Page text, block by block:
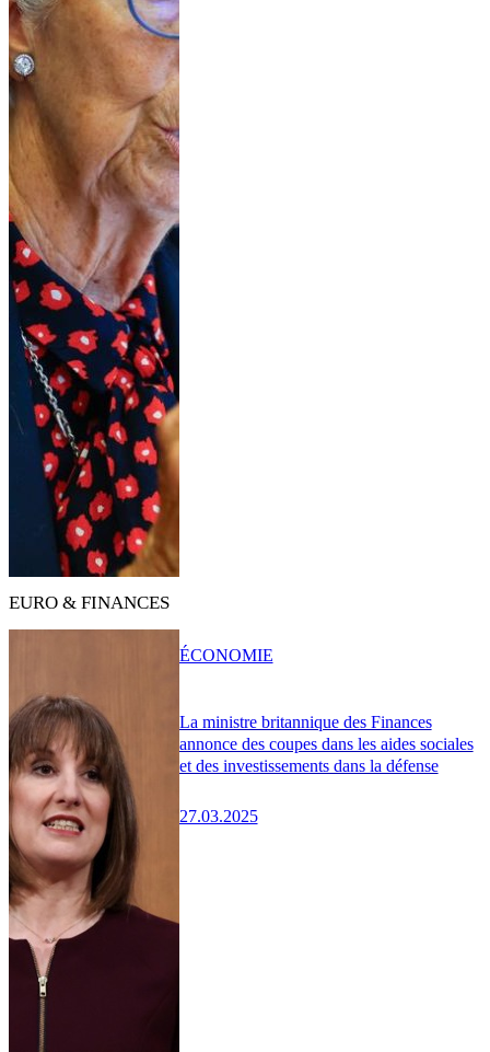
EURO & FINANCES
La ministre britannique des Finances
annonce des coupes dans les aides sociales
et des investissements dans la défense
27.03.2025
ÉCONOMIE